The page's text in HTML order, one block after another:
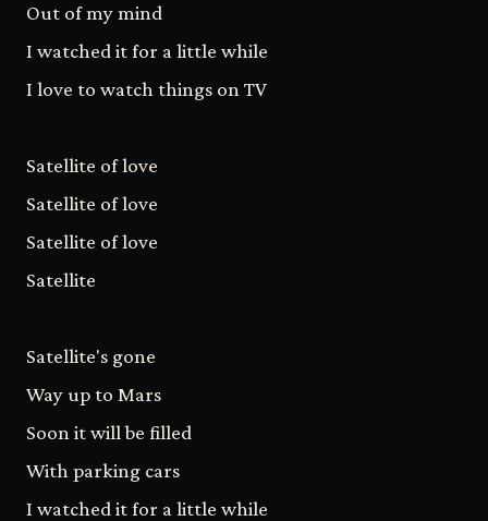
Out of my mind
I watched it for a little while
I love to watch things on TV
Satellite of love
Satellite of love
Satellite of love
Satellite
Satellite's gone
Way up to Mars
Soon it will be filled
With parking cars
I watched it for a little while